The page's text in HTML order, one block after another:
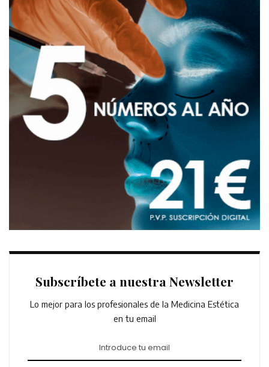
Subscríbete a nuestra Newsletter
Lo mejor para los profesionales de la Medicina Estética
en tu email